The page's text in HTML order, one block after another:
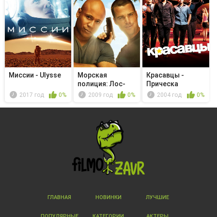
Миссии - Ulysse
2017 год 0%
Морская
полиция: Лос-
Анджелес -
2009 год 0%
Красавцы -
Прическа
2004 год 0%
ГЛАВНАЯ НОВИНКИ ЛУЧШИЕ